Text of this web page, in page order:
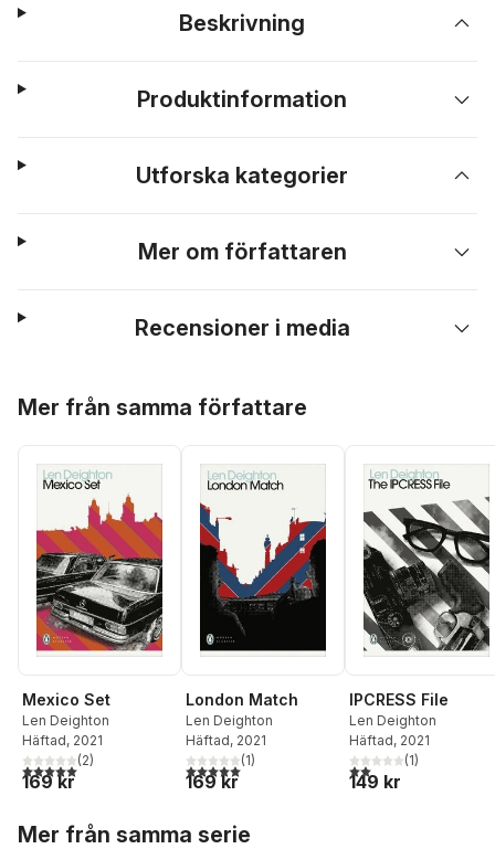
Beskrivning
Produktinformation
Utforska kategorier
Mer om författaren
Recensioner i media
Mer från samma författare
Mexico Set
Len Deighton
Häftad, 2021
5,0utav 5 stjärnor. Totalt antal röster:
(2)
169 kr
London Match
Len Deighton
Häftad, 2021
5,0utav 5 stjärnor. Totalt antal röster:
(1)
169 kr
IPCRESS File
Len Deighton
Häftad, 2021
2,0utav 5 stjärnor.
(1)
149 kr
Mer från samma serie